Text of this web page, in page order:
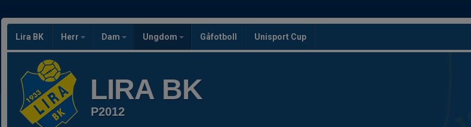
Lira BK Herr Dam Ungdom Gåfotboll Unisport Cup
LIRA BK
P2012